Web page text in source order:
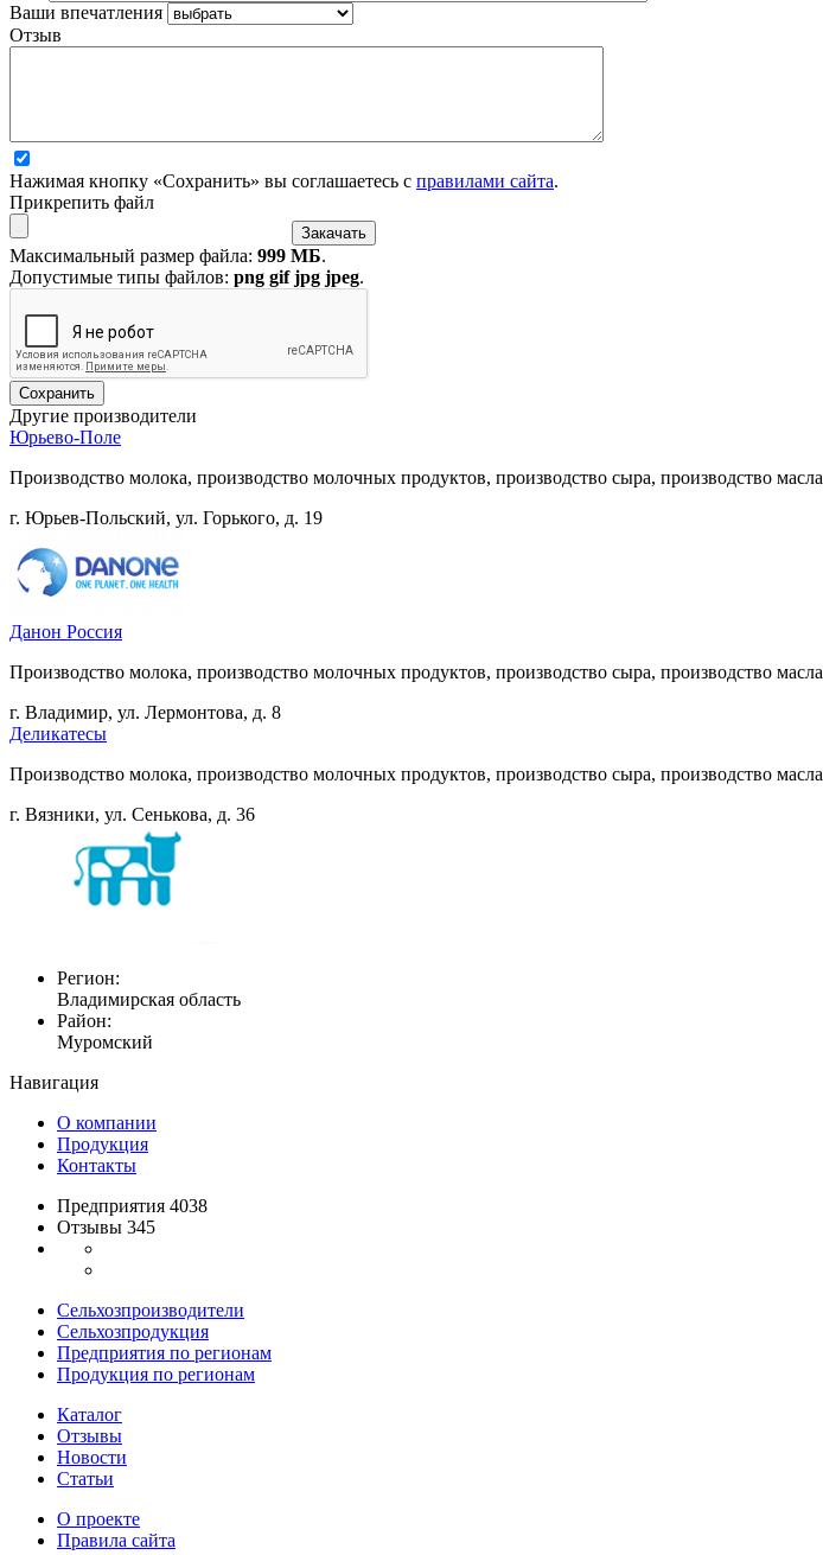
Ваши впечатления
Отзыв
Нажимая кнопку «Сохранить» вы соглашаетесь с правилами сайта.
Прикрепить файл
Максимальный размер файла: 999 МБ.
Допустимые типы файлов: png gif jpg jpeg.
Другие производители
Юрьево-Поле
Производство молока, производство молочных продуктов, производство сыра, производство масла
г. Юрьев-Польский, ул. Горького, д. 19
Данон Россия
Производство молока, производство молочных продуктов, производство сыра, производство масла
г. Владимир, ул. Лермонтова, д. 8
Деликатесы
Производство молока, производство молочных продуктов, производство сыра, производство масла
г. Вязники, ул. Сенькова, д. 36
Регион:
Владимирская область
Район:
Муромский
Навигация
О компании
Продукция
Контакты
Предприятия 4038
Отзывы 345
Сельхозпроизводители
Сельхозпродукция
Предприятия по регионам
Продукция по регионам
Каталог
Отзывы
Новости
Статьи
О проекте
Правила сайта